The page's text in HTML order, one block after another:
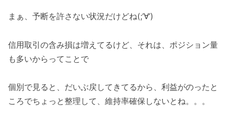
まぁ、予断を許さない状況だけどね(;’∀’)
信用取引の含み損は増えてるけど、それは、ポジション量
も多いからってことで
個別で見ると、だいぶ戻してきてるから、利益がのったと
ころでちょっと整理して、維持率確保しないとね。。。